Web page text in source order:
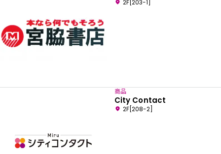
2F[203-1]
商品
City Contact
2F[208-2]